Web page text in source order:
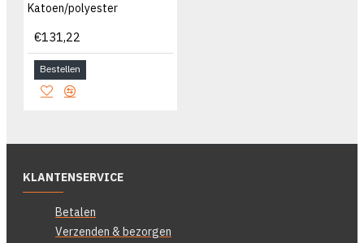
Katoen/polyester
€131,22
Bestellen
KLANTENSERVICE
Betalen
Verzenden & bezorgen